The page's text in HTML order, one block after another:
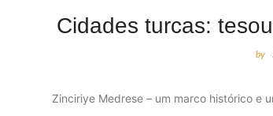
Cidades turcas:
by
Zinciriye Medrese – um marco histórico e